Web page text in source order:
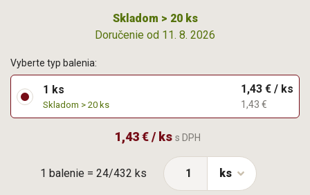
Skladom > 20 ks
Doručenie od 11. 8. 2026
1 balenie = 24/432 ks
Vyberte typ balenia:
1 ks
Skladom > 20 ks
1,43 € / ks
1,43 €
1,43 € / ks s DPH
ks